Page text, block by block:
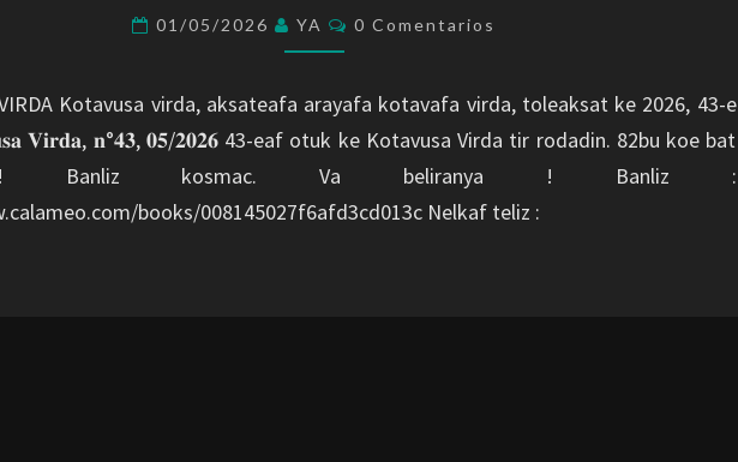
43-
E
01/05/2026 YA Comentarios
0 Comentarios
VIRDA Kotavusa virda, aksateafa arayafa kotavafa virda, toleaksat ke 2026, 43-e
𝐕𝐢𝐫𝐝𝐚, 𝐧°𝟒𝟑, 𝟎𝟓/𝟐𝟎𝟐𝟔 43-eaf otuk ke Kotavusa Virda tir rodadin. 82bu koe bat
Banliz kosmac. Va beliranya ! Banliz :
books/008145027f6afd3cd013c Nelkaf teliz :